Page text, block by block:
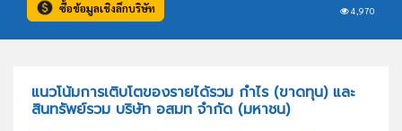
4,970
ซื้อข้อมูลเชิงลึกบริษัท
แนวโน้มการเติบโตของรายได้รวม กำไร (ขาดทุน) และ
สินทรัพย์รวม บริษัท อสมท จำกัด (มหาชน)